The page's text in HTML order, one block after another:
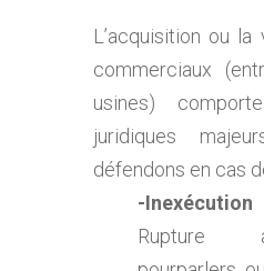
L’acquisition ou
commerciaux
usines)
juridiques
défendons en cas
-
Rupture